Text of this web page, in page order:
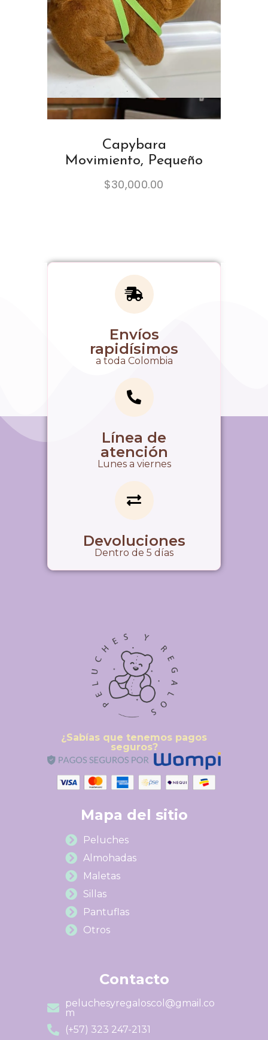
Capybara
Movimiento, Pequeño
$30,000.00
Envíos
rapidísimos
a toda Colombia
Línea de
atención
Lunes a viernes
Devoluciones
Dentro de 5 días
¿Sabías que tenemos pagos
seguros?
Mapa del sitio
Peluches
Almohadas
Maletas
Sillas
Pantuflas
Otros
Contacto
peluchesyregaloscol@gmail.co
m
(+57) 323 247-2131